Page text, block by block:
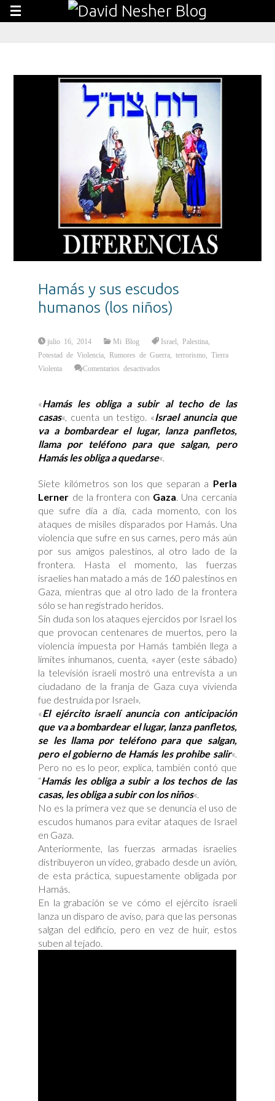
Hamás y sus escudos
humanos (los niños)
julio 16, 2014 Mi Blog Israel Palestina
Potestad de Violencia
Rumores de Guerra ,terrorismo ,Tierra
Violenta
Comentarios desactivados
humanos
(los
niños)
«Hamás les obliga a subir al techo de las
casas«, cuenta un testigo. «Israel anuncia que
va a bombardear el lugar, lanza panfletos,
llama por teléfono para que salgan, pero
Hamás les obliga a quedarse«.
Siete kilómetros son los que separan a Perla
Lerner de la frontera con Gaza . Una cercanía
que sufre día a día, cada momento, con los
ataques de misiles disparados por Hamás. Una
violencia que sufre en sus carnes, pero más aún
por sus amigos palestinos, al otro lado de la
frontera. Hasta el momento, las fuerzas
israelíes han matado a más de 160 palestinos en
Gaza, mientras que al otro lado de la frontera
sólo se han registrado heridos.
Sin duda son los ataques ejercidos por Israel los
que provocan centenares de muertos, pero la
violencia impuesta por Hamás también llega a
límites inhumanos, cuenta, «ayer (este sábado)
la televisión israelí mostró una entrevista a un
ciudadano de la franja de Gaza cuya vivienda
fue destruida por Israel».
«El ejército israelí anuncia con anticipación
que va a bombardear el lugar, lanza panfletos,
se les llama por teléfono para que salgan,
pero el gobierno de Hamás les prohibe salir«.
Pero no es lo peor, explica, también contó que
“Hamás les obliga a subir a los techos de las
casas, les obliga a subir con los niños«.
No es la primera vez que se denuncia el uso de
escudos humanos para evitar ataques de Israel
en Gaza.
Anteriormente, las fuerzas armadas israelíes
distribuyeron un vídeo, grabado desde un avión,
de esta práctica, supuestamente obligada por
Hamás.
En la grabación se ve cómo el ejército israelí
lanza un disparo de aviso, para que las personas
salgan del edificio, pero en vez de huir, estos
suben al tejado.